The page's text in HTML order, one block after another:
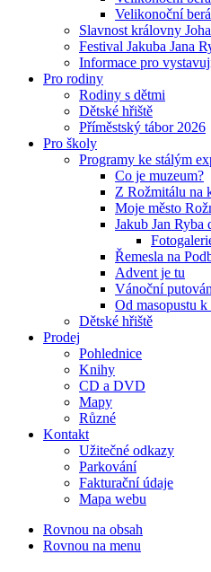
Velikonoční
Slavnost královny
Festival Jakuba Jana
Informace pro
Pro rodiny
Rodiny s dětmi
Dětské hřiště
Příměstský tábor 2026
Pro školy
Programy ke stálým
Co je muzeum?
Z Rožmitálu na
Moje město
Jakub Jan Ryba
Řemesla na
Advent je tu
Vánoční
Od masopustu
Dětské hřiště
Prodej
Pohlednice
Knihy
CD a DVD
Mapy
Různé
Kontakt
Užitečné odkazy
Parkování
Fakturační údaje
Mapa webu
Rovnou na obsah
Rovnou na menu